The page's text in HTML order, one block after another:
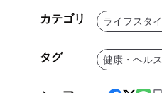
カテゴリ ライフスタ
タグ 健康・ヘル